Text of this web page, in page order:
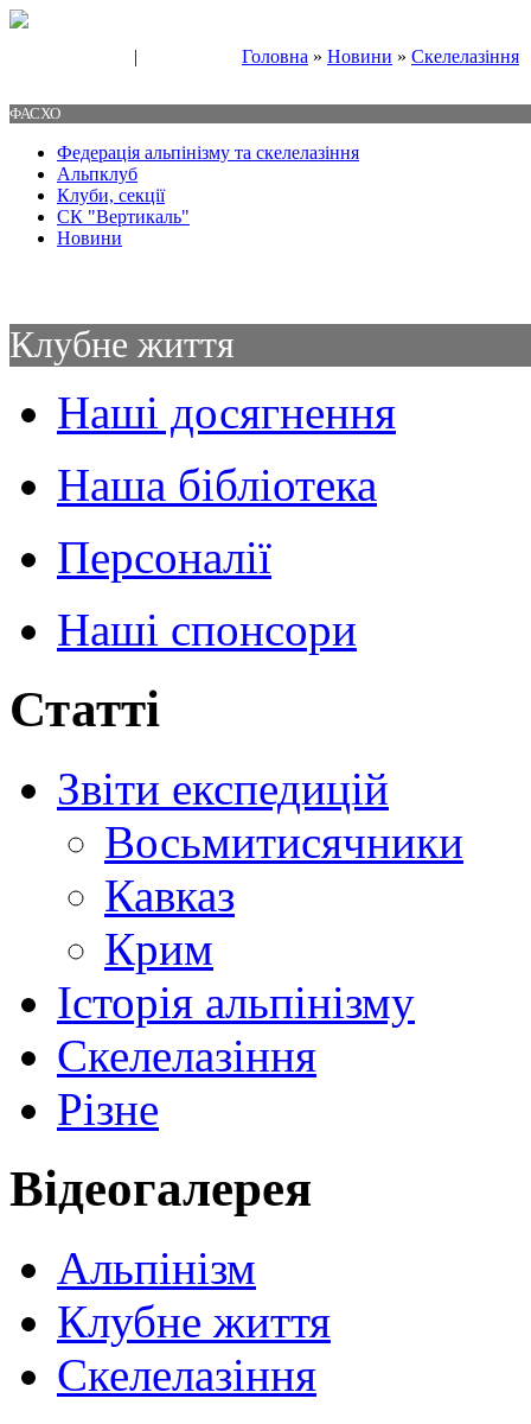
| Головна » Новини » Скелелазіння
ФАСХО
Федерація альпінізму та скелелазіння
Альпклуб
Клуби, секції
СК "Вертикаль"
Новини
Клубне життя
Наші досягнення
Наша бібліотека
Персоналії
Наші спонсори
Статті
Звіти експедицій
Восьмитисячники
Кавказ
Крим
Історія альпінізму
Скелелазіння
Різне
Відеогалерея
Альпінізм
Клубне життя
Скелелазіння